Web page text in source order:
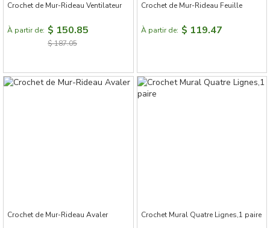
Crochet de Mur-Rideau Ventilateur
À partir de: $ 150.85
$ 187.05
Crochet de Mur-Rideau Feuille
À partir de: $ 119.47
Crochet de Mur-Rideau Avaler Crochet Mural Quatre Lignes,1 paire